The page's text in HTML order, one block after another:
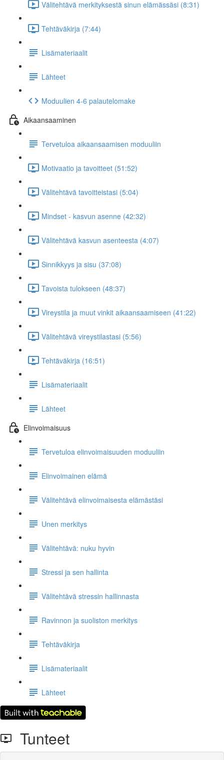
Välitehtävä merkityksestä sinun elämässäsi (8:31)
Tehtäväkirja (7:44)
Lisämateriaalit
Lähteet
Moduulien 4-6 palautelomake
Aikaansaaminen
Tervetuloa aikaansaamisen moduuliin
Motivaatio ja tavoitteet (51:52)
Välitehtävä tavoitteistasi (5:04)
Mindset - kasvun asenne (42:32)
Välitehtävä kasvun asenteesta (4:07)
Sinnikkyys ja sisu (37:08)
Tavoista tulokseen (48:37)
Vireystila ja muut vinkit aikaansaamiseen (41:22)
Välitehtävä vireystilastasi (5:56)
Tehtäväkirja (16:51)
Lisämateriaalit
Lähteet
Elinvoimaisuus
Tervetuloa elinvoimaisuuden moduuliin
Elinvoimainen elämä
Välitehtävä elinvoimaisesta elämästäsi
Unen merkitys
Välitehtävä: nuku hyvin
Stressi ja sen hallinta
Välitehtävä stressin hallinnasta
Ravinnon ja suoliston merkitys
Tehtäväkirja
Lisämateriaalit
Lähteet
Tunteet